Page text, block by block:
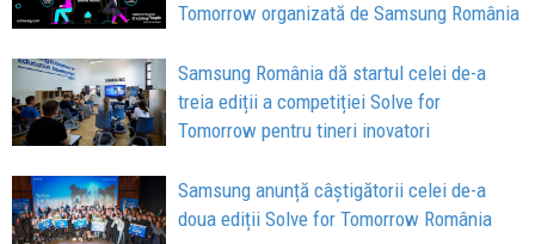
Tomorrow organizată de Samsung România
Samsung România dă startul celei de-a
treia ediții a competiției Solve for
Tomorrow pentru tineri inovatori
Samsung anunță câștigătorii celei de-a
doua ediții Solve for Tomorrow România